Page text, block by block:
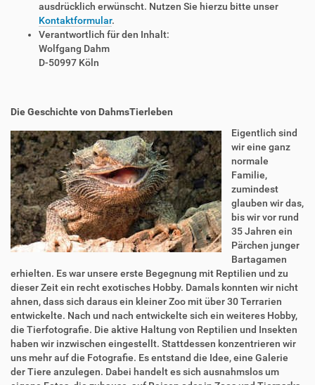
ausdrücklich erwünscht. Nutzen Sie hierzu bitte unser
Kontaktformular.
Verantwortlich für den Inhalt:
Wolfgang Dahm
D-50997 Köln
Die Geschichte von DahmsTierleben
Eigentlich sind
wir eine ganz
normale
Familie,
zumindest
glauben wir das,
bis wir vor rund
35 Jahren ein
Pärchen junger
Bartagamen
erhielten. Es war unsere erste Begegnung mit Reptilien und zu
dieser Zeit ein recht exotisches Hobby. Damals konnten wir nicht
ahnen, dass sich daraus ein kleiner Zoo mit über 30 Terrarien
entwickelte. Nach und nach entwickelte sich ein weiteres Hobby,
die Tierfotografie. Die aktive Haltung von Reptilien und Insekten
haben wir inzwischen eingestellt. Stattdessen konzentrieren wir
uns mehr auf die Fotografie. Es entstand die Idee, eine Galerie
der Tiere anzulegen. Dabei handelt es sich ausnahmslos um